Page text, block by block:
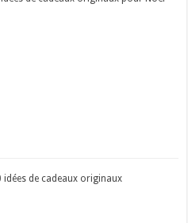
idées de cadeaux originaux